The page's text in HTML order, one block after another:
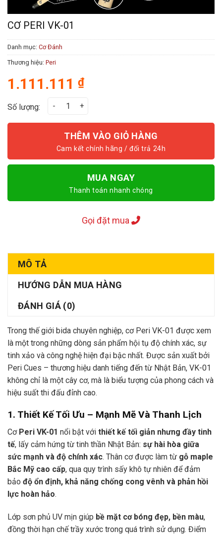
CƠ PERI VK-01
Danh mục: Cơ Đánh
Thương hiệu: Peri
1.111.111 ₫
Số lượng: Cơ Peri VK-01 số lượng
THÊM VÀO GIỎ HÀNG
MUA NGAY
Thanh toán nhanh chóng
Gọi đặt mua
MÔ TẢ
HƯỚNG DẪN MUA HÀNG
ĐÁNH GIÁ (0)
Trong thế giới bida chuyên nghiệp, cơ Peri VK-01 được xem
là một trong những dòng sản phẩm hội tụ độ chính xác, sự
tinh xảo và công nghệ hiện đại bậc nhất. Được sản xuất bởi
Peri Cues – thương hiệu danh tiếng đến từ Nhật Bản, VK-01
không chỉ là một cây cơ, mà là biểu tượng của phong cách và
hiệu suất thi đấu đỉnh cao.
1. Thiết Kế Tối Ưu – Mạnh Mẽ Và Thanh Lịch
Cơ Peri VK-01 nổi bật với thiết kế tối giản nhưng đầy tinh
tế, lấy cảm hứng từ tinh thần Nhật Bản: sự hài hòa giữa
sức mạnh và độ chính xác. Thân cơ được làm từ gỗ maple
Bắc Mỹ cao cấp, qua quy trình sấy khô tự nhiên để đảm
bảo độ ổn định, khả năng chống cong vênh và phản hồi
lực hoàn hảo.
Lớp sơn phủ UV mịn giúp bề mặt cơ bóng đẹp, bền màu,
đồng thời hạn chế trầy xước trong quá trình sử dụng. Điểm